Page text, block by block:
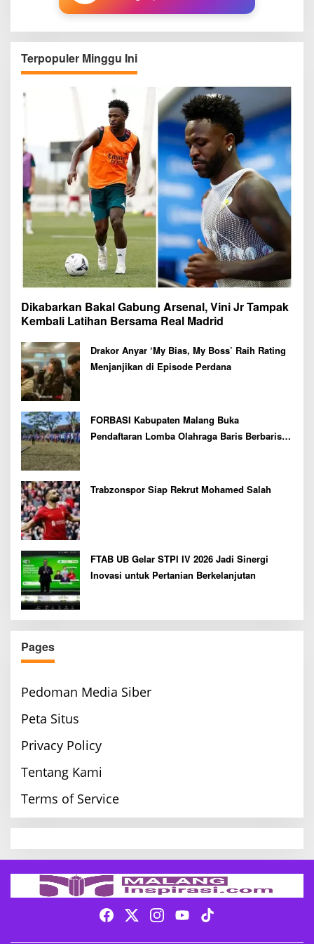
Terpopuler Minggu Ini
Dikabarkan Bakal Gabung Arsenal, Vini Jr Tampak
Kembali Latihan Bersama Real Madrid
Drakor Anyar ‘My Bias, My Boss’ Raih Rating
Menjanjikan di Episode Perdana
FORBASI Kabupaten Malang Buka
Pendaftaran Lomba Olahraga Baris Berbaris
Trabzonspor Siap Rekrut Mohamed Salah
FTAB UB Gelar STPI IV 2026 Jadi Sinergi
Inovasi untuk Pertanian Berkelanjutan
Pages
Pedoman Media Siber
Peta Situs
Privacy Policy
Tentang Kami
Terms of Service